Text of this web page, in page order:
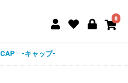
0
CAP -キャップ-